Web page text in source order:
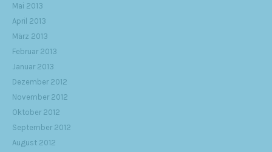
Mai 2013
April 2013
März 2013
Februar 2013
Januar 2013
Dezember 2012
November 2012
Oktober 2012
September 2012
August 2012